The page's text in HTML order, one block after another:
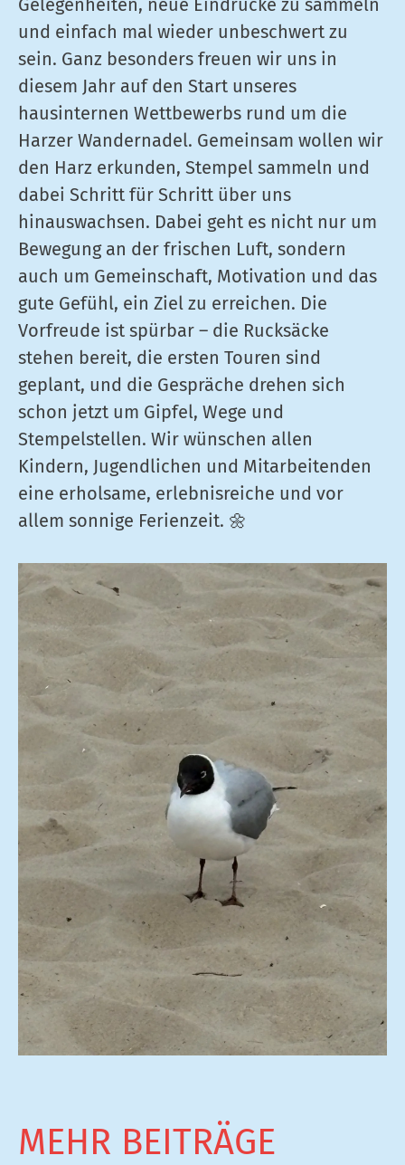
Gelegenheiten, neue Eindrücke zu sammeln
und einfach mal wieder unbeschwert zu
sein. Ganz besonders freuen wir uns in
diesem Jahr auf den Start unseres
hausinternen Wettbewerbs rund um die
Harzer Wandernadel. Gemeinsam wollen wir
den Harz erkunden, Stempel sammeln und
dabei Schritt für Schritt über uns
hinauswachsen. Dabei geht es nicht nur um
Bewegung an der frischen Luft, sondern
auch um Gemeinschaft, Motivation und das
gute Gefühl, ein Ziel zu erreichen. Die
Vorfreude ist spürbar – die Rucksäcke
stehen bereit, die ersten Touren sind
geplant, und die Gespräche drehen sich
schon jetzt um Gipfel, Wege und
Stempelstellen. Wir wünschen allen
Kindern, Jugendlichen und Mitarbeitenden
eine erholsame, erlebnisreiche und vor
allem sonnige Ferienzeit. 🌼
MEHR BEITRÄGE